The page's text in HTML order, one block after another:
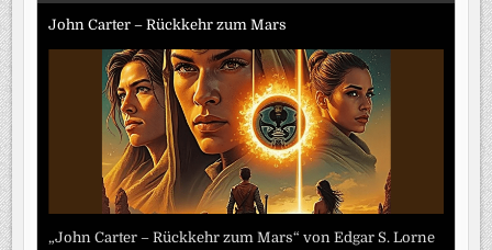
John Carter – Rückkehr zum Mars
„John Carter – Rückkehr zum Mars“ von Edgar S. Lorne